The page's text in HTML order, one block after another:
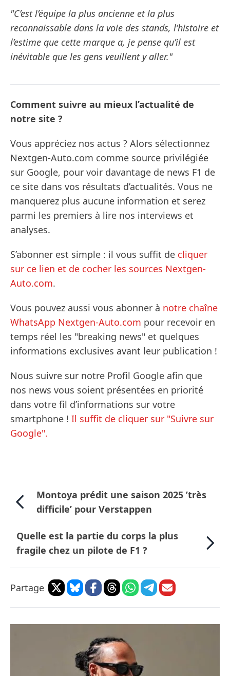
"C’est l’équipe la plus ancienne et la plus
reconnaissable dans la voie des stands, l’histoire et
l’estime que cette marque a, je pense qu’il est
inévitable que les gens veuillent y aller."
Comment suivre au mieux l’actualité de
notre site ?
Vous appréciez nos actus ? Alors sélectionnez
Nextgen-Auto.com comme source privilégiée
sur Google, pour voir davantage de news F1 de
ce site dans vos résultats d’actualités. Vous ne
manquerez plus aucune information et serez
parmi les premiers à lire nos interviews et
analyses.
S’abonner est simple : il vous suffit de cliquer
sur ce lien et de cocher les sources Nextgen-
Auto.com.
Vous pouvez aussi vous abonner à notre chaîne
WhatsApp Nextgen-Auto.com pour recevoir en
temps réel les "breaking news" et quelques
informations exclusives avant leur publication !
Nous suivre sur notre Profil Google afin que
nos news vous soient présentées en priorité
dans votre fil d’informations sur votre
smartphone ! Il suffit de cliquer sur "Suivre sur
Google".
Montoya prédit une saison 2025 ’très
difficile’ pour Verstappen
Quelle est la partie du corps la plus
fragile chez un pilote de F1 ?
Partage